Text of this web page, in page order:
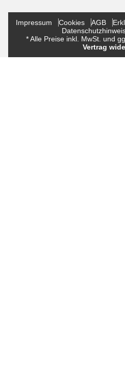
Impressum Cookies AGB
* Alle Preise inkl. MwSt. und
Vertrag